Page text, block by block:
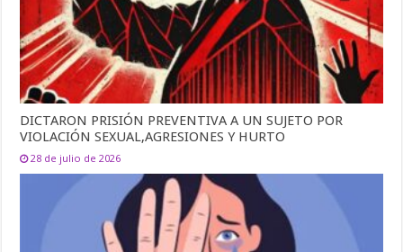
DICTARON PRISIÓN PREVENTIVA A UN SUJETO POR
VIOLACIÓN SEXUAL,AGRESIONES Y HURTO
28 de julio de 2026